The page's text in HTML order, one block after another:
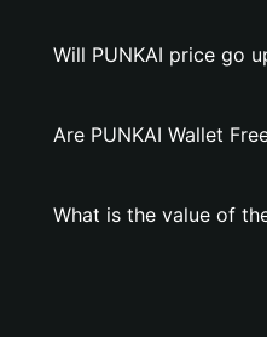
Will PUNKAI price go
Are PUNKAI Wallet
What is the value of